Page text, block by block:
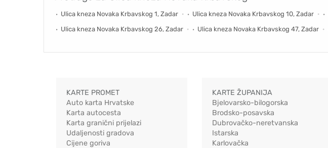
Ulica kneza Novaka Krbavskog 1, Zadar Ulica kneza Novaka Krbavskog 10, Zadar
Ulica kneza Novaka Krbavskog 26, Zadar
Ulica kneza Novaka Krbavskog 47, Zadar
KARTE PROMET
Auto karta Hrvatske
Karta autocesta
Karta granični prijelazi
Udaljenosti gradova
Cijene goriva
KARTE ŽUPANIJA
Bjelovarsko-bilogorska
Brodsko-posavska
Dubrovačko-neretvanska
Istarska
Karlovačka